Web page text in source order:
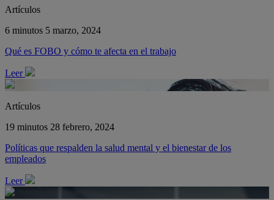
Artículos
6 minutos 5 marzo, 2024
Qué es FOBO y cómo te afecta en el trabajo
Leer
Artículos
19 minutos 28 febrero, 2024
Políticas que respalden la salud mental y el bienestar de los
empleados
Leer